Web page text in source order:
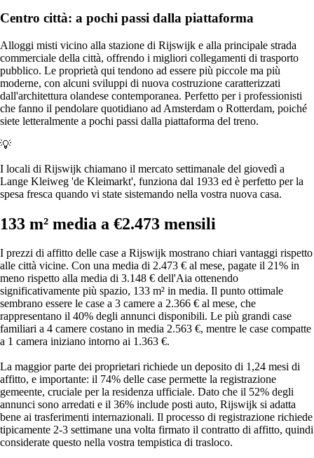
Centro città: a pochi passi dalla piattaforma
Alloggi misti vicino alla stazione di Rijswijk e alla principale strada
commerciale della città, offrendo i migliori collegamenti di trasporto
pubblico. Le proprietà qui tendono ad essere più piccole ma più
moderne, con alcuni sviluppi di nuova costruzione caratterizzati
dall'architettura olandese contemporanea. Perfetto per i professionisti
che fanno il pendolare quotidiano ad Amsterdam o Rotterdam, poiché
siete letteralmente a pochi passi dalla piattaforma del treno.
💡
I locali di Rijswijk chiamano il mercato settimanale del giovedì a
Lange Kleiweg 'de Kleimarkt', funziona dal 1933 ed è perfetto per la
spesa fresca quando vi state sistemando nella vostra nuova casa.
133 m² media a €2.473 mensili
I prezzi di affitto delle case a Rijswijk mostrano chiari vantaggi rispetto
alle città vicine. Con una media di 2.473 € al mese, pagate il 21% in
meno rispetto alla media di 3.148 € dell'Aia ottenendo
significativamente più spazio, 133 m² in media. Il punto ottimale
sembrano essere le case a 3 camere a 2.366 € al mese, che
rappresentano il 40% degli annunci disponibili. Le più grandi case
familiari a 4 camere costano in media 2.563 €, mentre le case compatte
a 1 camera iniziano intorno ai 1.363 €.
La maggior parte dei proprietari richiede un deposito di 1,24 mesi di
affitto, e importante: il 74% delle case permette la registrazione
gemeente, cruciale per la residenza ufficiale. Dato che il 52% degli
annunci sono arredati e il 36% include posti auto, Rijswijk si adatta
bene ai trasferimenti internazionali. Il processo di registrazione richiede
tipicamente 2-3 settimane una volta firmato il contratto di affitto, quindi
considerate questo nella vostra tempistica di trasloco.